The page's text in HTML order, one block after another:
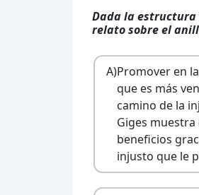
Dada la
relato sobre el
A)Promover en
que es más
camino de la
Giges
beneficios
injusto que le